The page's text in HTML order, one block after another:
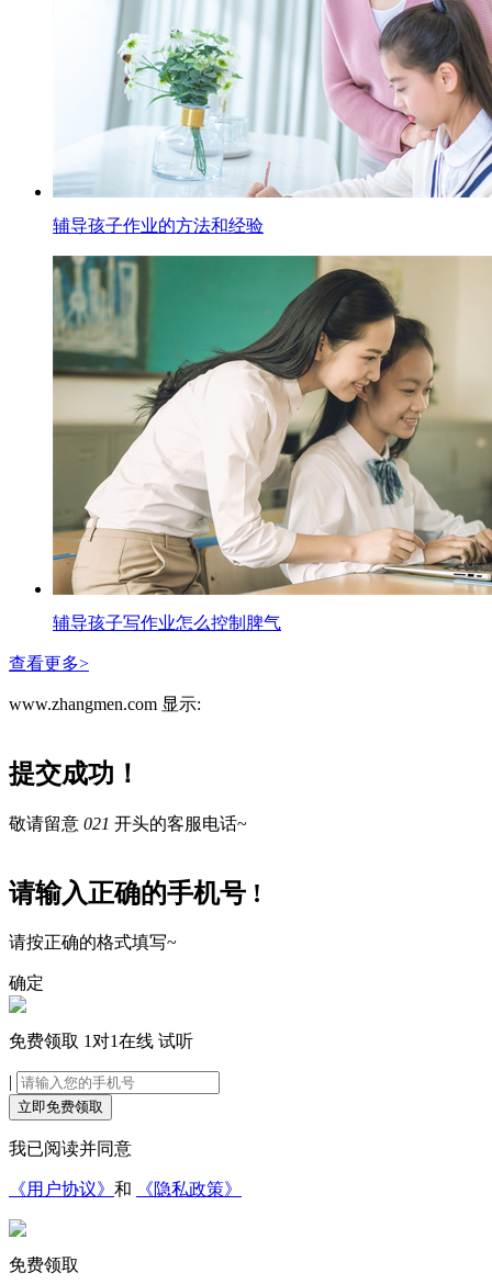
辅导孩子作业的方法和经验
辅导孩子写作业怎么控制脾气
查看更多>
www.zhangmen.com 显示:
提交成功！
敬请留意 021 开头的客服电话~
请输入正确的手机号 !
请按正确的格式填写~
确定
免费领取 1对1在线 试听
|
立即免费领取
我已阅读并同意
《用户协议》 和 《隐私政策》
免费领取